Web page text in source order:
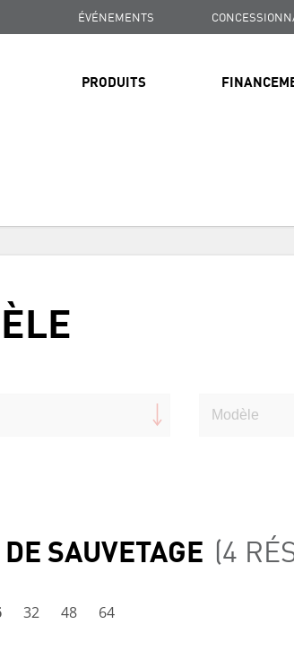
ÉVÉNEMENTS
PRODUITS
SUR TOUTES LES COMMANDES DE PLUS
SAUVETAGE (4
32 48 64